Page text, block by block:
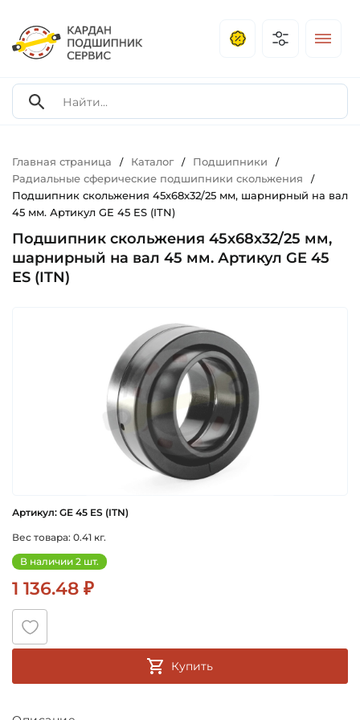
Главная страница / Каталог / Подшипники /
Радиальные сферические подшипники скольжения /
Подшипник скольжения 45х68х32/25 мм, шарнирный на вал
45 мм. Артикул GE 45 ES (ITN)
Подшипник скольжения 45х68х32/25 мм,
шарнирный на вал 45 мм. Артикул GE 45
ES (ITN)
Артикул: GE 45 ES (ITN)
Вес товара: 0.41 кг.
В наличии 2 шт.
1 136.48 ₽
Купить